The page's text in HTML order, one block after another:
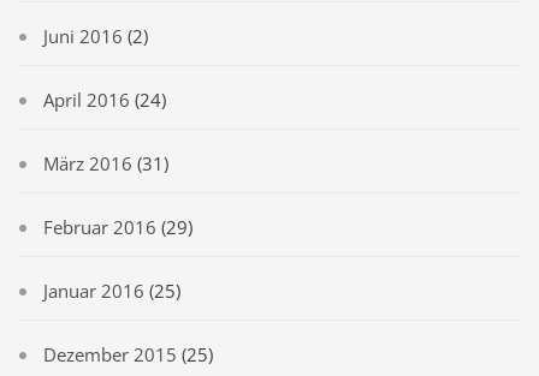
Juni 2016 (2)
April 2016 (24)
März 2016 (31)
Februar 2016 (29)
Januar 2016 (25)
Dezember 2015 (25)